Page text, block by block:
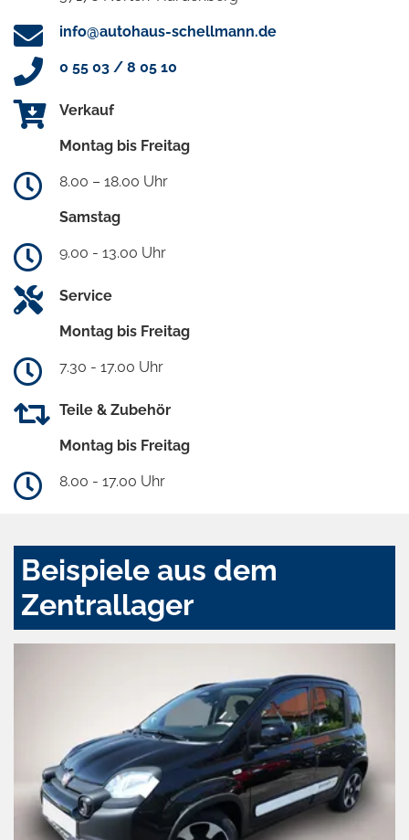
info@autohaus-schellmann.de
0 55 03 / 8 05 10
Verkauf
Montag bis Freitag
8.00 – 18.00 Uhr
Samstag
9.00 - 13.00 Uhr
Service
Montag bis Freitag
7.30 - 17.00 Uhr
Teile & Zubehör
Montag bis Freitag
8.00 - 17.00 Uhr
Beispiele aus dem
Zentrallager